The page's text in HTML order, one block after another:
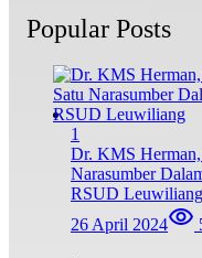
Popular Posts
1
Dr. KMS
Narasumber
RSUD Leuwiliang
26 April 2024